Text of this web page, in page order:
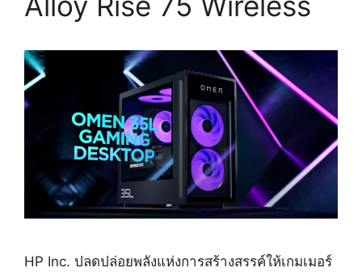
HP Inc. ปลดปล่อยพลังแห่งการสร้างสรรค์ให้เกมเมอร์